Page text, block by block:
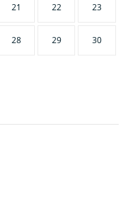
21 22 23
28 29 30